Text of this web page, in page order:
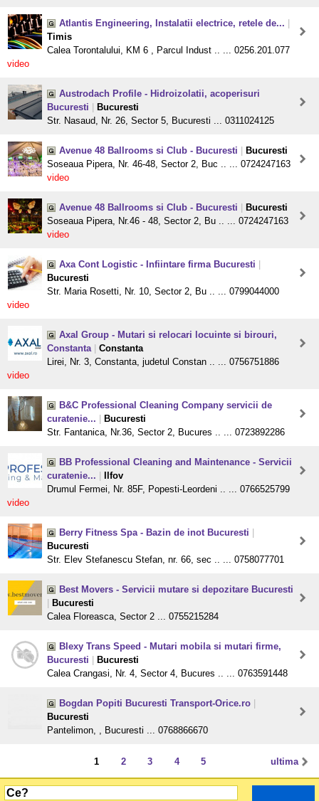
Atlantis Engineering, Instalatii electrice, retele de...
Timis
Calea Torontalului, KM 6 , Parcul Indust .. ... 0256.201.077
video
Austrodach Profile - Hidroizolatii, acoperisuri
Bucuresti
Bucuresti
Str. Nasaud, Nr. 26, Sector 5, Bucuresti ... 0311024125
Avenue 48 Ballrooms si Club - Bucuresti
Bucuresti
Soseaua Pipera, Nr. 46-48, Sector 2, Buc .. ... 0724247163
video
Avenue 48 Ballrooms si Club - Bucuresti
Bucuresti
Soseaua Pipera, Nr.46 - 48, Sector 2, Bu .. ... 0724247163
video
Axa Cont Logistic - Infiintare firma Bucuresti
Bucuresti
Str. Maria Rosetti, Nr. 10, Sector 2, Bu .. ... 0799044000
video
Axal Group - Mutari si relocari locuinte si birouri,
Constanta
Constanta
Lirei, Nr. 3, Constanta, judetul Constan .. ... 0756751886
video
B&C Professional Cleaning Company servicii de
curatenie...
Bucuresti
Str. Fantanica, Nr.36, Sector 2, Bucures .. ... 0723892286
BB Professional Cleaning and Maintenance - Servicii
curatenie...
Ilfov
Drumul Fermei, Nr. 85F, Popesti-Leordeni .. ... 0766525799
video
Berry Fitness Spa - Bazin de inot Bucuresti
Bucuresti
Str. Elev Stefanescu Stefan, nr. 66, sec .. ... 0758077701
Best Movers - Servicii mutare si depozitare Bucuresti
Bucuresti
Calea Floreasca, Sector 2 ... 0755215284
Blexy Trans Speed - Mutari mobila si mutari firme,
Bucuresti
Bucuresti
Calea Crangasi, Nr. 4, Sector 4, Bucures .. ... 0763591448
Bogdan Popiti Bucuresti Transport-Orice.ro
Bucuresti
Pantelimon, , Bucuresti ... 0768866670
ultima
1 2 3 4 5